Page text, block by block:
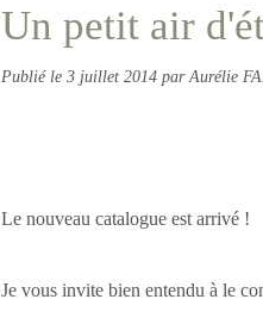
Un petit air
Publié le 3 juillet 2014 par Aurélie
Le nouveau catalogue est arrivé !
Je vous invite bien entendu à le